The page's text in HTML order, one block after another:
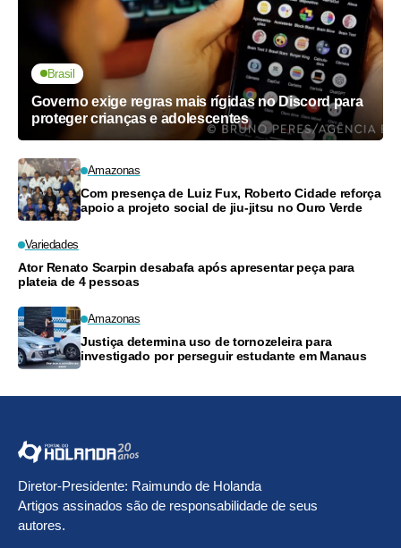
Brasil
Governo exige regras mais rígidas no Discord para
proteger crianças e adolescentes
Amazonas
Com presença de Luiz Fux, Roberto Cidade reforça
apoio a projeto social de jiu-jitsu no Ouro Verde
Variedades
Ator Renato Scarpin desabafa após apresentar peça para
plateia de 4 pessoas
Amazonas
Justiça determina uso de tornozeleira para
investigado por perseguir estudante em Manaus
Diretor-Presidente: Raimundo de Holanda
Artigos assinados são de responsabilidade de seus
autores.